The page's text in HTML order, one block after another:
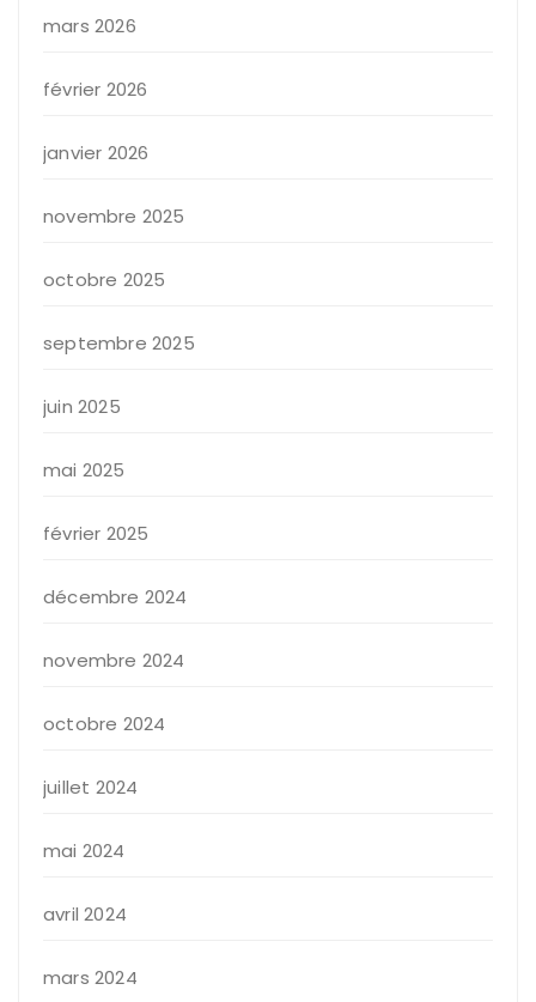
mars 2026
février 2026
janvier 2026
novembre 2025
octobre 2025
septembre 2025
juin 2025
mai 2025
février 2025
décembre 2024
novembre 2024
octobre 2024
juillet 2024
mai 2024
avril 2024
mars 2024